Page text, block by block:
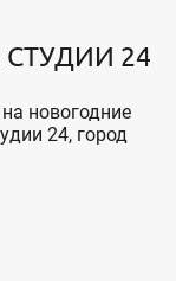
24
новогодние
24, город